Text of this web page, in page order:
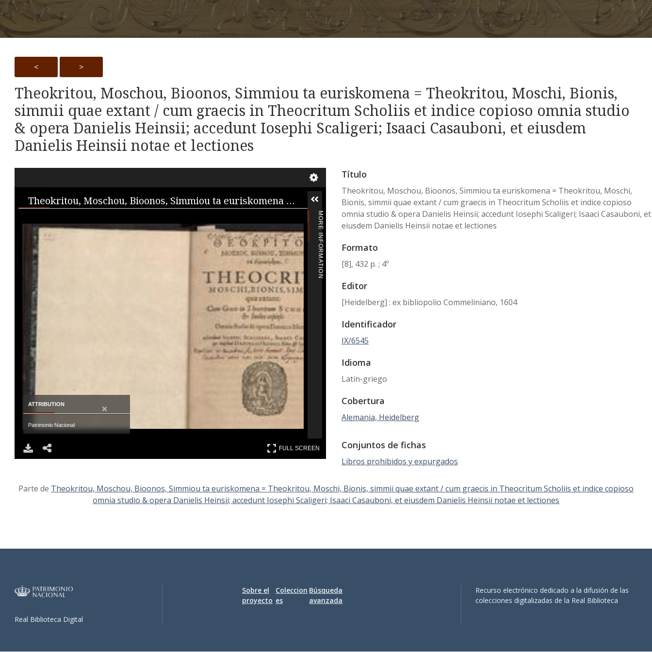
< >
Theokritou, Moschou, Bioonos, Simmiou ta euriskomena = Theokritou, Moschi, Bionis,
simmii quae extant / cum graecis in Theocritum Scholiis et indice copioso omnia studio
& opera Danielis Heinsii; accedunt Iosephi Scaligeri; Isaaci Casauboni, et eiusdem
Danielis Heinsii notae et lectiones
Media Viewer Theokritou, Moschou, Bioonos, Simmiou ta euriskomena = Theokritou, Moschi, Bionis, simmii quae extant / cum graecis in Theocritum Scholiis et indice copioso omnia studio & opera Danielis Heinsii; accedunt Iosephi Scaligeri; Isaaci Casauboni, et eiusdem Danielis Heinsii notae et lectiones
ATTRIBUTION ×
Patrimonio Nacional
MORE INFORMATION
DOWNLOAD
FULL SCREEN
FULL SCREEN
Título
Theokritou, Moschou, Bioonos, Simmiou ta euriskomena = Theokritou, Moschi,
Bionis, simmii quae extant / cum graecis in Theocritum Scholiis et indice copioso
omnia studio & opera Danielis Heinsii; accedunt Iosephi Scaligeri; Isaaci Casauboni, et
eiusdem Danielis Heinsii notae et lectiones
Formato
[8], 432 p. ; 4º
Editor
[Heidelberg] : ex bibliopolio Commeliniano, 1604
Identificador
IX/6545
Idioma
Latín-griego
Cobertura
Alemania, Heidelberg
Conjuntos de fichas
Libros prohibidos y expurgados
Parte de Theokritou, Moschou, Bioonos, Simmiou ta euriskomena = Theokritou, Moschi, Bionis, simmii quae extant / cum graecis in Theocritum Scholiis et indice copioso
omnia studio & opera Danielis Heinsii; accedunt Iosephi Scaligeri; Isaaci Casauboni, et eiusdem Danielis Heinsii notae et lectiones
Real Biblioteca Digital
Sobre el
proyecto
Coleccion
es
Búsqueda
avanzada
Recurso electrónico dedicado a la difusión de las
colecciones digitalizadas de la Real Biblioteca